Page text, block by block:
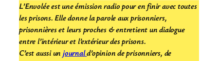
L’Envolée est une émission radio pour en finir avec toutes
les prisons. Elle donne la parole aux prisonniers,
prisonnières et leurs proches & entretient un dialogue
entre l’intérieur et l’extérieur des prisons.
C’est aussi unjournald’opinion de prisonniers, de